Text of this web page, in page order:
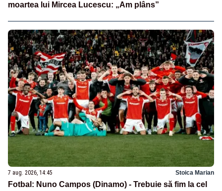
moartea lui Mircea Lucescu: „Am plâns”
7 aug. 2026, 14:45 Stoica Marian
Fotbal: Nuno Campos (Dinamo) - Trebuie să fim la cel